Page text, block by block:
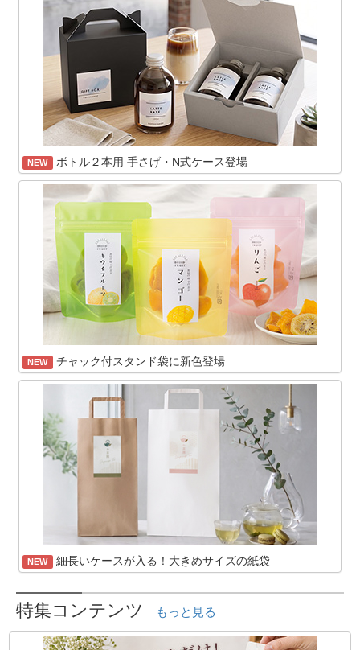
NEW ボトル２本用 手さげ・N式ケース登場
NEW チャック付スタンド袋に新色登場
NEW 細長いケースが入る！大きめサイズの紙袋
特集コンテンツ もっと見る